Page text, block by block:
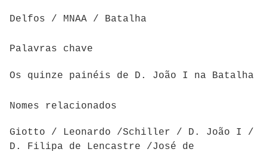
Delfos / MNAA / Batalha
Palavras chave
Os quinze painéis de D. João I na Batalha
Nomes relacionados
Giotto / Leonardo /Schiller / D. João I /
D. Filipa de Lencastre /José de